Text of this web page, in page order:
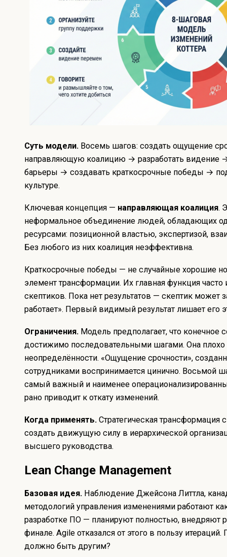
Суть модели. Восемь шагов: создать ощущение
направляющую коалицию → разработать видение
барьеры → создавать краткосрочные победы →
культуре.
Ключевая концепция — направляющая коалиция.
неформальное объединение людей, обладающих
ресурсами: позиционной властью, экспертизой,
Без любого из них коалиция неэффективна.
Краткосрочные победы — не случайные хорошие
элемент трансформации. Их главная функция часто
скептиков. Пока нет результатов — скептик может
работает». Первый видимый результат лишает его
Ограничения. Модель предполагает, что конечное
достижимо последовательными шагами. Она плохо
неопределённости. «Ощущение срочности»,
сотрудниками воспринимается цинично. Восьмой
самый важный и наименее
рано приводит к откату изменений.
Когда применять. Стратегическая трансформация
создать движущую силу в иерархической
высшего руководства.
Lean Change Management
Базовая идея. Наблюдение Джейсона Литтла,
методологий управления изменениями работают
разработке ПО — планируют полностью, внедряют
финале. Agile отказался от этого в пользу
должно быть другим?